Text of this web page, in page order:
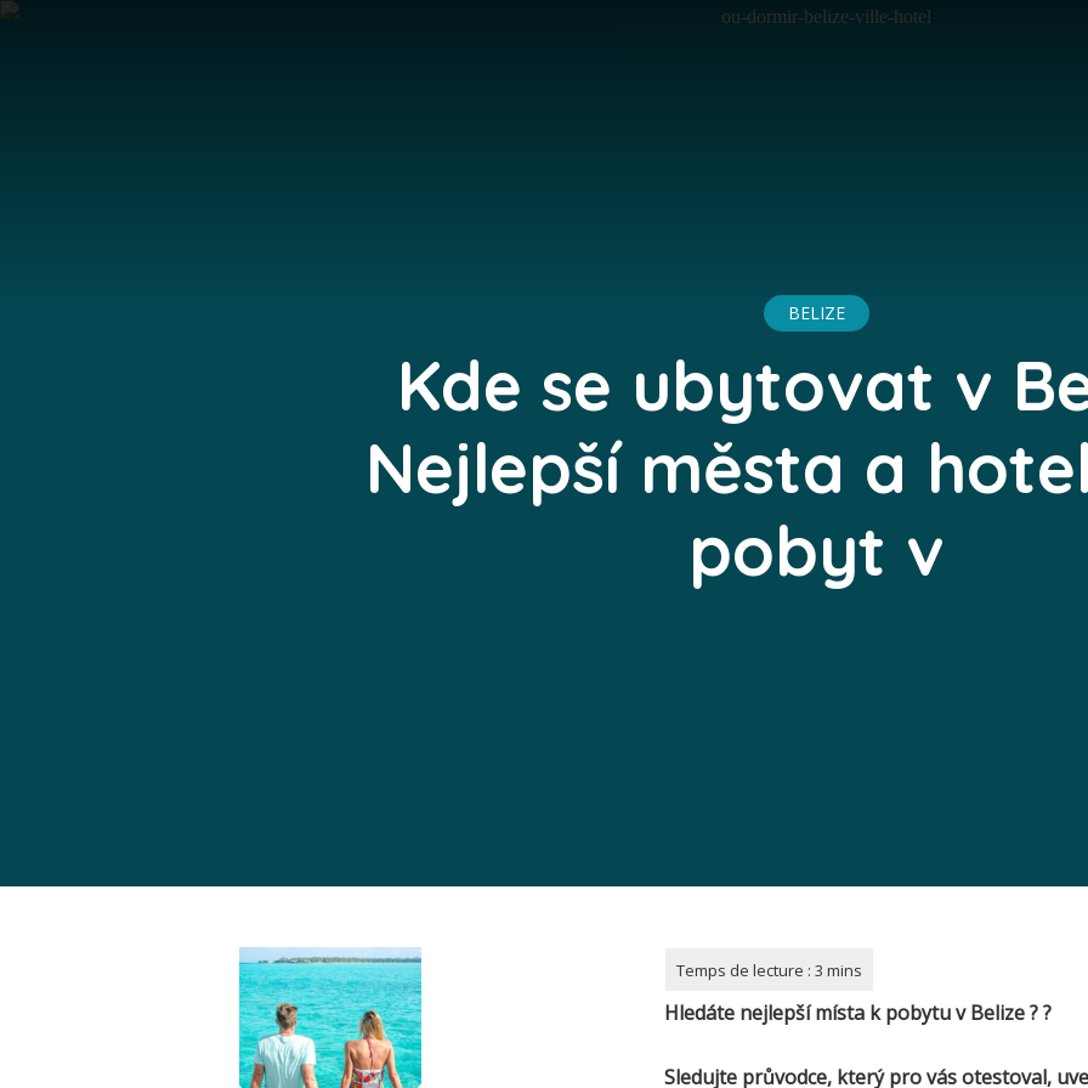
BELIZE
Kde se ubytovat v
Nejlepší města a
pobyt v
Hledáte nejlepší místa k pobytu vBelize??
Sledujte průvodce, který pro vás otestoval,